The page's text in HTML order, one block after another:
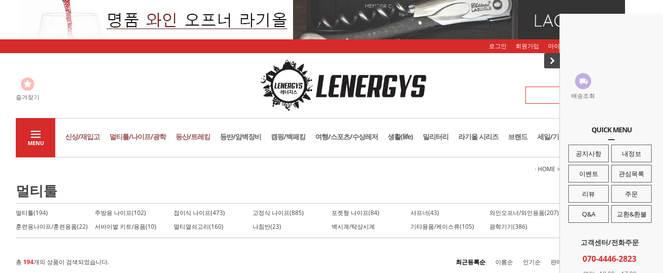
배송조회
QUICK MENU
공지사항 내정보
이벤트 관심목록
리뷰 주문
Q&A 교환&환불
고객센터/전화주문
070-4446-2823
로그인 회원가입 마이페이지
즐겨찾기
MENU
신상/재입고 멀티툴/나이프/광학 등산/트레킹 등반/암벽장비 캠핑/백패킹 여행/스포츠/수상레저 생활(life) 밀리터리 라기올 시리즈 브랜드 세일/기획존
· HOME >
멀티툴
멀티툴(194) 주방용 나이프(102) 접이식 나이프(473) 고정식 나이프(885) 포켓형 나이프(84) 샤프너(43) 와인오프너/와인용품(207)
톱/도끼/삽(93)
훈련용나이프/훈련용품(22)
서바이벌 키트/용품(10) 멀티열쇠고리(160) 나침반(23) 벽시계/탁상시계 기타용품/케이스류(105) 광학기기(386)
총 194개의 상품이 검색되었습니다. 최근등록순 이름순 인기순 판매순 높은가격순 낮은가격순